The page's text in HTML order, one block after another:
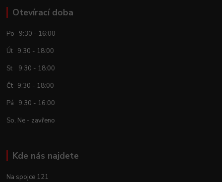
Otevírací doba
Po 9:30 - 16:00
Út 9:30 - 18:00
St 9:30 - 18:00
Čt 9:30 - 18:00
Pá 9:30 - 16:00
So, Ne - zavřeno
Kde nás najdete
Na spojce 121